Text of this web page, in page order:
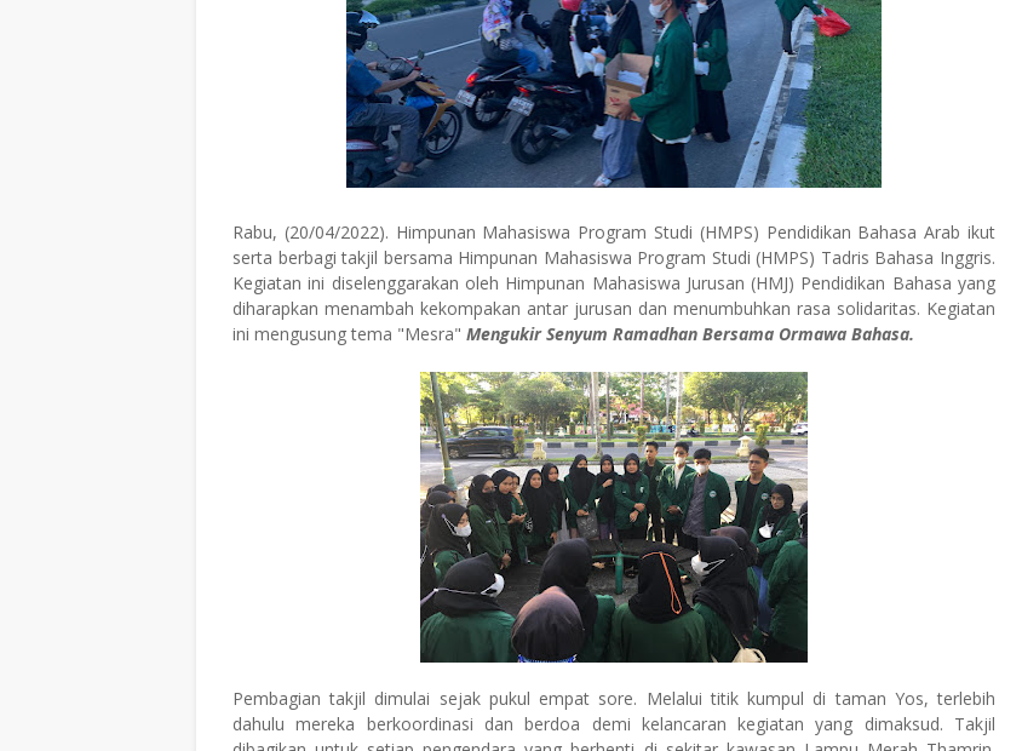
Rabu, (20/04/2022). Himpunan Mahasiswa Program Studi (HMPS) Pendidikan Bahasa Arab ikut
serta berbagi takjil bersama Himpunan Mahasiswa Program Studi (HMPS) Tadris Bahasa Inggris.
Kegiatan ini diselenggarakan oleh Himpunan Mahasiswa Jurusan (HMJ) Pendidikan Bahasa yang
diharapkan menambah kekompakan antar jurusan dan menumbuhkan rasa solidaritas. Kegiatan
ini mengusung tema "Mesra" Mengukir Senyum Ramadhan Bersama Ormawa Bahasa.
Pembagian takjil dimulai sejak pukul empat sore. Melalui titik kumpul di taman Yos, terlebih
dahulu mereka berkoordinasi dan berdoa demi kelancaran kegiatan yang dimaksud. Takjil